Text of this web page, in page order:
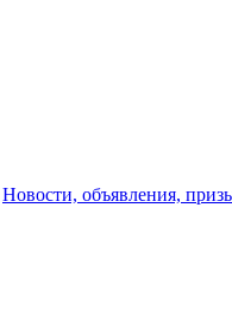
Новости, объявления,